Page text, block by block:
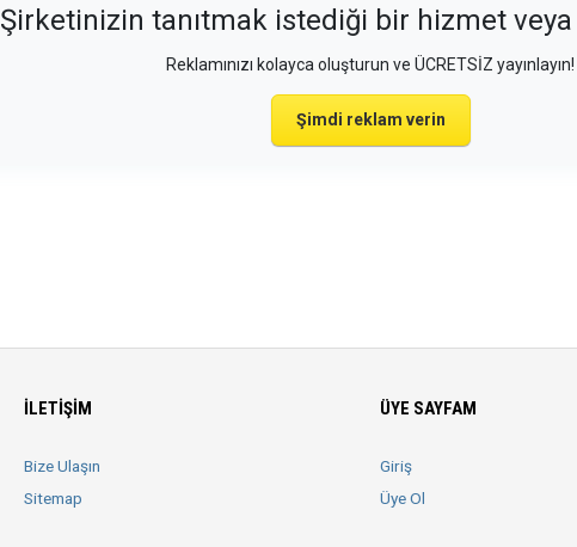
Şirketinizin tanıtmak istediği bir hizmet veya
Reklamınızı kolayca oluşturun ve ÜCRETSİZ yayınlayın!
Şimdi reklam verin
İLETIŞIM
Bize Ulaşın
Sitemap
ÜYE SAYFAM
Giriş
Üye Ol